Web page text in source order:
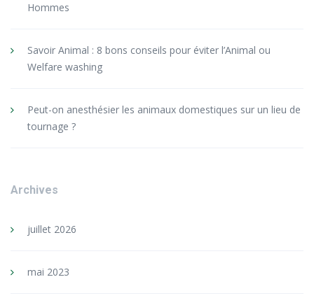
Hommes
Savoir Animal : 8 bons conseils pour éviter l’Animal ou
Welfare washing
Peut-on anesthésier les animaux domestiques sur un lieu de
tournage ?
Archives
juillet 2026
mai 2023